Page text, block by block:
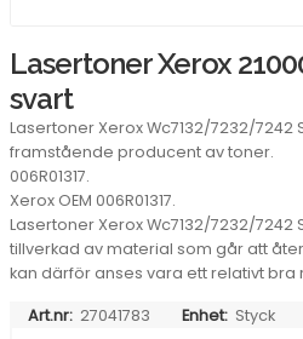
Lasertoner Xerox
svart
Lasertoner Xerox Wc7132/7232/7242
framstående producent av toner.
006R01317.
Xerox OEM 006R01317.
Lasertoner Xerox Wc7132/7232/
tillverkad av material som går att
kan därför anses vara ett relativt bra
Art.nr: 27041783 Enhet: Styck